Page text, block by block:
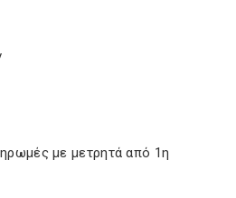
με μετρητά από 1η